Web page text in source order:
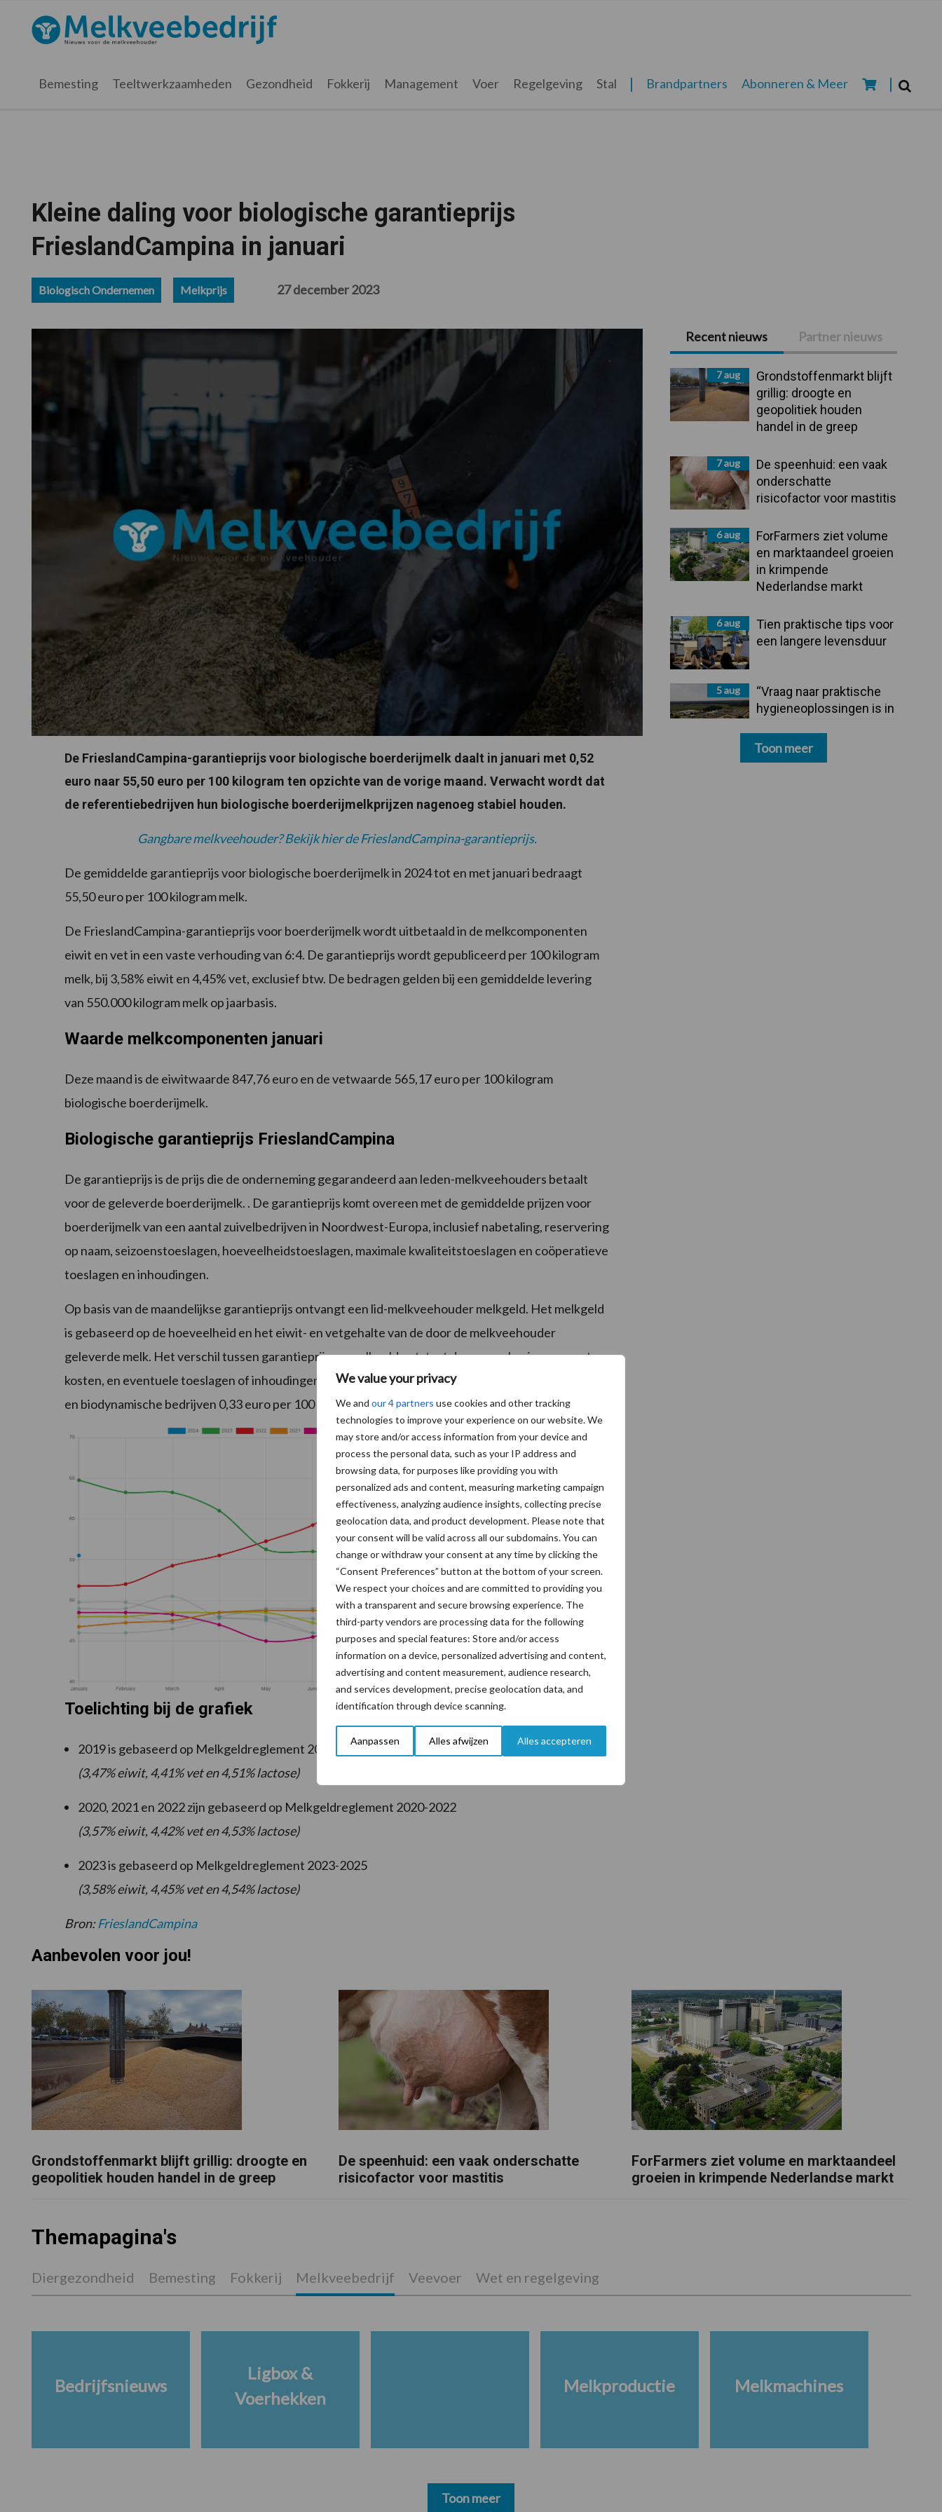
We value your privacy
We and our 4 partners use cookies and other tracking
technologies to improve your experience on our website. We
may store and/or access information from your device and
process the personal data, such as your IP address and
browsing data, for purposes like providing you with
personalized ads and content, measuring marketing campaign
effectiveness, analyzing audience insights, collecting precise
geolocation data, and product development. Please note that
your consent will be valid across all our subdomains. You can
change or withdraw your consent at any time by clicking the
“Consent Preferences” button at the bottom of your screen.
We respect your choices and are committed to providing you
with a transparent and secure browsing experience. The
third-party vendors are processing data for the following
purposes and special features: Store and/or access
information on a device, personalized advertising and content,
advertising and content measurement, audience research,
and services development, precise geolocation data, and
identification through device scanning.
Aanpassen Alles afwijzen Alles accepteren
hoofdnavigatie
hoofd
eerste
voettekst
Melkveebedrijf.nl
Bemesting Teeltwerkzaamheden Gezondheid Fokkerij Management Voer Regelgeving Stal Brandpartners Abonneren & Meer
Kleine daling voor biologische garantieprijs
FrieslandCampina in januari
Biologisch Ondernemen Melkprijs 27 december 2023
De FrieslandCampina-garantieprijs voor biologische boerderijmelk daalt in januari met 0,52
euro naar 55,50 euro per 100 kilogram ten opzichte van de vorige maand. Verwacht wordt dat
de referentiebedrijven hun biologische boerderijmelkprijzen nagenoeg stabiel houden.
Gangbare melkveehouder? Bekijk hier de FrieslandCampina-garantieprijs.
De gemiddelde garantieprijs voor biologische boerderijmelk in 2024 tot en met januari bedraagt
55,50 euro per 100 kilogram melk.
De FrieslandCampina-garantieprijs voor boerderijmelk wordt uitbetaald in de melkcomponenten
eiwit en vet in een vaste verhouding van 6:4. De garantieprijs wordt gepubliceerd per 100 kilogram
melk, bij 3,58% eiwit en 4,45% vet, exclusief btw. De bedragen gelden bij een gemiddelde levering
van 550.000 kilogram melk op jaarbasis.
Waarde melkcomponenten januari
Deze maand is de eiwitwaarde 847,76 euro en de vetwaarde 565,17 euro per 100 kilogram
biologische boerderijmelk.
Biologische garantieprijs FrieslandCampina
De garantieprijs is de prijs die de onderneming gegarandeerd aan leden-melkveehouders betaalt
voor de geleverde boerderijmelk. . De garantieprijs komt overeen met de gemiddelde prijzen voor
boerderijmelk van een aantal zuivelbedrijven in Noordwest-Europa, inclusief nabetaling, reservering
op naam, seizoenstoeslagen, hoeveelheidstoeslagen, maximale kwaliteitstoeslagen en coöperatieve
toeslagen en inhoudingen.
Op basis van de maandelijkse garantieprijs ontvangt een lid-melkveehouder melkgeld. Het melkgeld
is gebaseerd op de hoeveelheid en het eiwit- en vetgehalte van de door de melkveehouder
geleverde melk. Het verschil tussen garantieprijs en melkgeld ontstaat door verrekening van vaste
kosten, en eventuele toeslagen of inhoudingen. In 2024 bedragen de vaste kosten van biologische
en biodynamische bedrijven 0,33 euro per 100 kilogram geleverde boerderijmelk.
Toelichting bij de grafiek
2019 is gebaseerd op Melkgeldreglement 2017-2019
(3,47% eiwit, 4,41% vet en 4,51% lactose)
2020, 2021 en 2022 zijn gebaseerd op Melkgeldreglement 2020-2022
(3,57% eiwit, 4,42% vet en 4,53% lactose)
2023 is gebaseerd op Melkgeldreglement 2023-2025
(3,58% eiwit, 4,45% vet en 4,54% lactose)
Bron:FrieslandCampina
Primaire
Sidebar
Recent nieuws Partner nieuws
7 aug
Grondstoffenmarkt blijft
grillig: droogte en
geopolitiek houden
handel in de greep
7 aug
De speenhuid: een vaak
onderschatte
risicofactor voor mastitis
6 aug
ForFarmers ziet volume
en marktaandeel groeien
in krimpende
Nederlandse markt
6 aug
Tien praktische tips voor
een langere levensduur
5 aug
“Vraag naar praktische
hygieneoplossingen is in
Toon meer
Aanbevolen voor jou!
Grondstoffenmarkt blijft grillig: droogte en
geopolitiek houden handel in de greep
De speenhuid: een vaak onderschatte
risicofactor voor mastitis
ForFarmers ziet volume en marktaandeel
groeien in krimpende Nederlandse markt
Themapagina's
Diergezondheid Bemesting Fokkerij Melkveebedrijf Veevoer Wet en regelgeving
Bedrijfsnieuws
Ligbox &
Voerhekken
Melkproductie Melkmachines
Toon meer